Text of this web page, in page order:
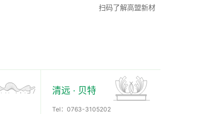
扫码了解高盟新材
清远 · 贝特
Tel： 0763-3105202